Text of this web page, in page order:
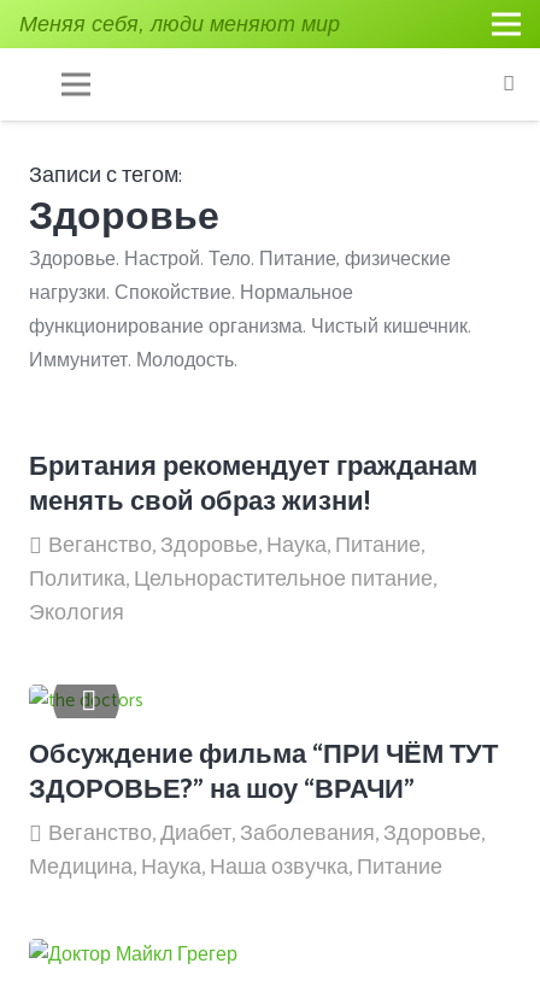
Меняя себя, люди меняют мир
Записи с тегом:
Здоровье
Здоровье. Настрой. Тело. Питание, физические
нагрузки. Спокойствие. Нормальное
функционирование организма. Чистый кишечник.
Иммунитет. Молодость.
Британия рекомендует гражданам
менять свой образ жизни!
Веганство,Здоровье,Наука,Питание,
Политика,Цельнорастительное питание,
Экология
Обсуждение фильма “ПРИ ЧЁМ ТУТ
ЗДОРОВЬЕ?” на шоу “ВРАЧИ”
Веганство,Диабет,Заболевания,Здоровье,
Медицина,Наука,Наша озвучка,Питание